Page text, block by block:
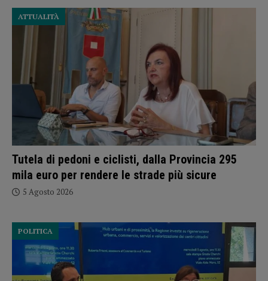
Tutela di pedoni e ciclisti, dalla Provincia 295
mila euro per rendere le strade più sicure
ATTUALITÀ
5 Agosto 2026
POLITICA